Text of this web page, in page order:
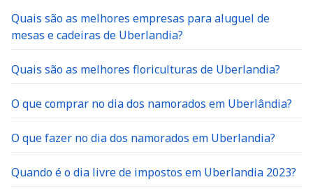
Quais são as melhores empresas para aluguel de
mesas e cadeiras de Uberlandia?
Quais são as melhores floriculturas de Uberlandia?
O que comprar no dia dos namorados em Uberlândia?
O que fazer no dia dos namorados em Uberlandia?
Quando é o dia livre de impostos em Uberlandia 2023?